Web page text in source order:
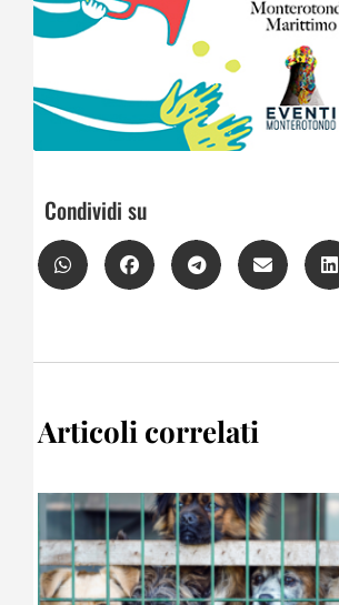
Condividi su
Articoli correlati